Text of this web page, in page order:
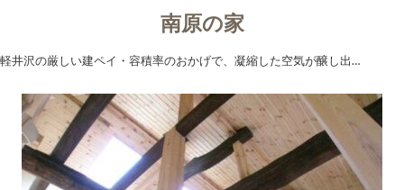
南原の家
軽井沢の厳しい建ペイ・容積率のおかげで、凝縮した空気が醸し出…